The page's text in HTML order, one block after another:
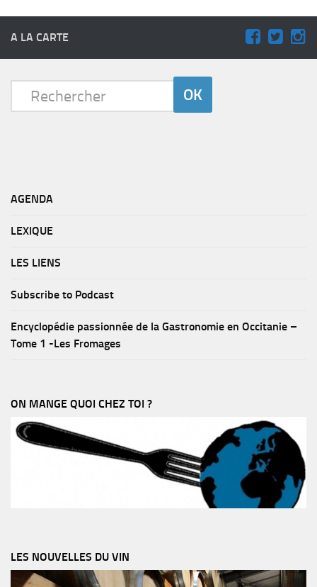
A LA CARTE
AGENDA
LEXIQUE
LES LIENS
Subscribe to Podcast
Encyclopédie passionnée de la Gastronomie en Occitanie –
Tome 1 -Les Fromages
ON MANGE QUOI CHEZ TOI ?
LES NOUVELLES DU VIN